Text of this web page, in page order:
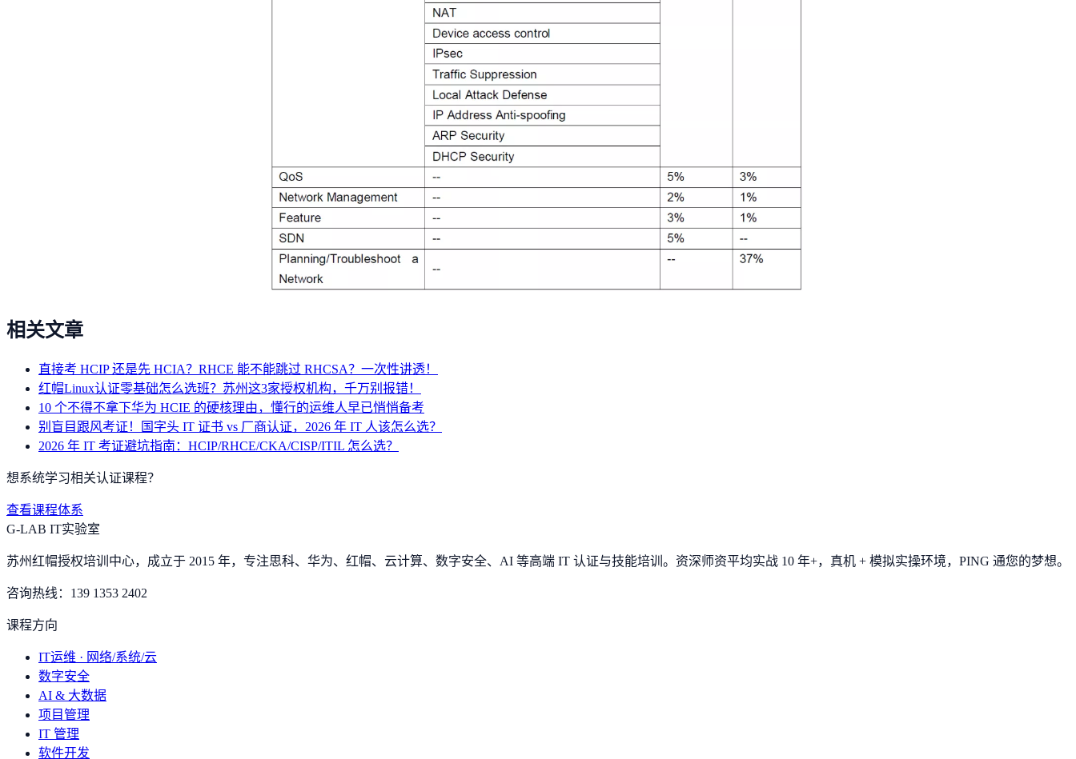
相关文章
直接考 HCIP 还是先 HCIA？RHCE 能不能跳过 RHCSA？一次性讲透！
红帽Linux认证零基础怎么选班？苏州这3家授权机构，千万别报错！
10 个不得不拿下华为 HCIE 的硬核理由，懂行的运维人早已悄悄备考
别盲目跟风考证！国字头 IT 证书 vs 厂商认证，2026 年 IT 人该怎么选？
2026 年 IT 考证避坑指南：HCIP/RHCE/CKA/CISP/ITIL 怎么选？
想系统学习相关认证课程？
查看课程体系
G-LAB IT实验室
苏州红帽授权培训中心，成立于 2015 年，专注思科、华为、红帽、云计算、数字安全、AI 等高端 IT 认证与技能培训。资深师资平均实战 10 年+，真机 + 模拟实操环境， PING 通您的梦想。
咨询热线： 139 1353 2402
课程方向
IT运维 · 网络/系统/云
数字安全
AI & 大数据
项目管理
IT 管理
软件开发